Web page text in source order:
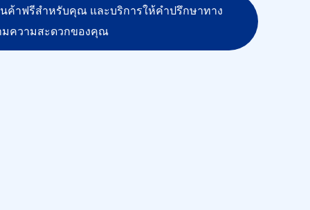
ค้าฟรีสำหรับคุณ และบริการให้คำปรึกษาทาง
มความสะดวกของคุณ